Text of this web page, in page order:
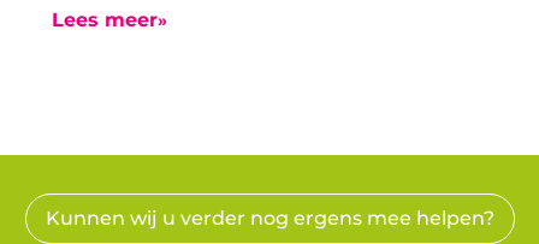
Voornaamste doel: het borgen van de
Wooncompas is een middelgrote corporatie
met woningen in Ridderkerk, Barendrecht,
Lees meer
Kunnen wij u verder nog ergens mee helpen?